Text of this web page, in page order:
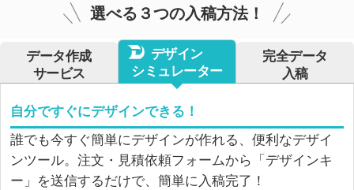
選べる３つの入稿方法！
データ作成
サービス
デザイン
シミュレーター
完全データ
入稿
自分ですぐにデザインできる！
誰でも今すぐ簡単にデザインが作れる、便利なデザイ
ンツール。注文・見積依頼フォームから「デザインキ
ー」を送信するだけで、簡単に入稿完了！